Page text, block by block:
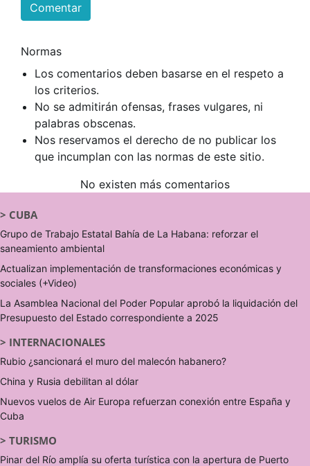
Comentar
Normas
Los comentarios deben basarse en el respeto a
los criterios.
No se admitirán ofensas, frases vulgares, ni
palabras obscenas.
Nos reservamos el derecho de no publicar los
que incumplan con las normas de este sitio.
No existen más comentarios
> CUBA
Grupo de Trabajo Estatal Bahía de La Habana: reforzar el
saneamiento ambiental
Actualizan implementación de transformaciones económicas y
sociales (+Video)
La Asamblea Nacional del Poder Popular aprobó la liquidación del
Presupuesto del Estado correspondiente a 2025
> INTERNACIONALES
Rubio ¿sancionará el muro del malecón habanero?
China y Rusia debilitan al dólar
Nuevos vuelos de Air Europa refuerzan conexión entre España y
Cuba
> TURISMO
Pinar del Río amplía su oferta turística con la apertura de Puerto